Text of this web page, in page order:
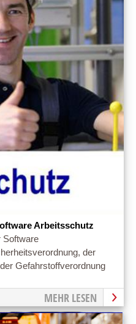
Arbeitsschutz
Software
der
Gefahrstoffverordnung
MEHR LESEN